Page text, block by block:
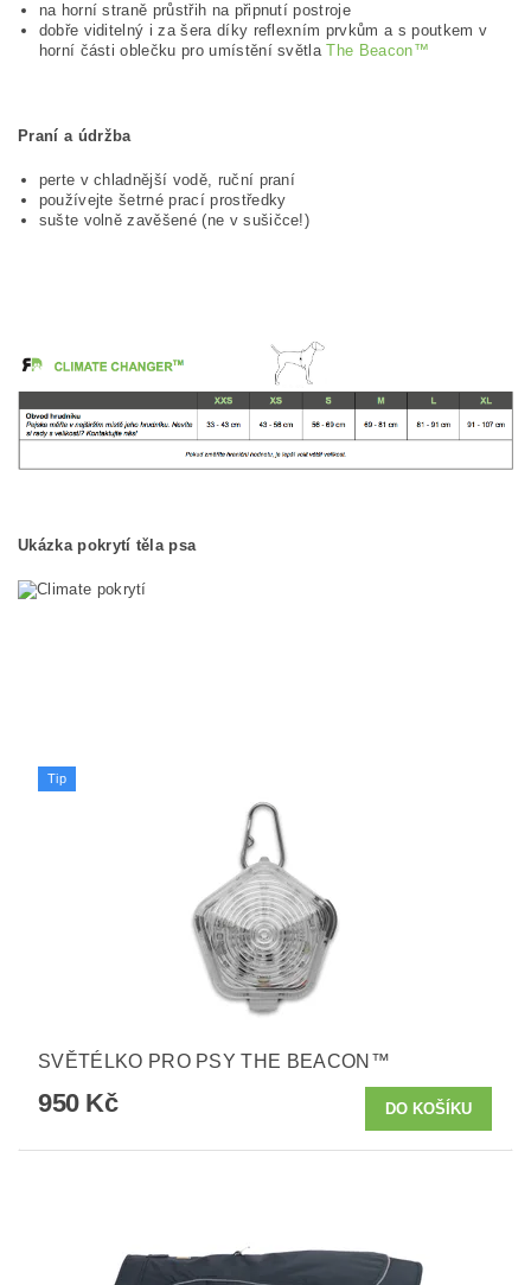
na horní straně průstřih na připnutí postroje
dobře viditelný i za šera díky reflexním prvkům a s poutkem v
horní části oblečku pro umístění světlaThe Beacon™
Praní a údržba
perte v chladnější vodě, ruční praní
používejte šetrné prací prostředky
sušte volně zavěšené (ne v sušičce!)
Ukázka pokrytí těla psa
Tip
SVĚTÉLKO PRO PSY THE BEACON™
950 Kč